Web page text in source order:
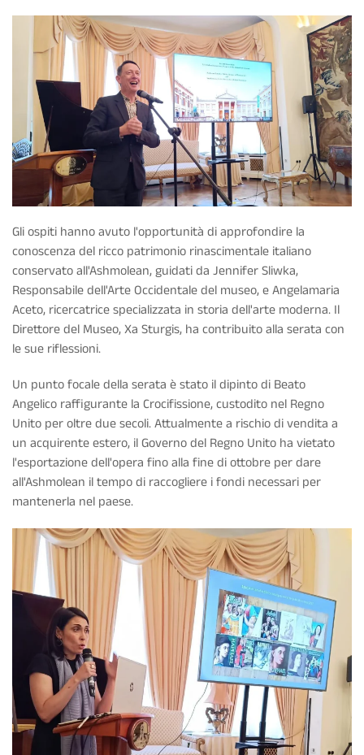
Gli ospiti hanno avuto l'opportunità di approfondire la
conoscenza del ricco patrimonio rinascimentale italiano
conservato all'Ashmolean, guidati da Jennifer Sliwka,
Responsabile dell'Arte Occidentale del museo, e Angelamaria
Aceto, ricercatrice specializzata in storia dell'arte moderna. Il
Direttore del Museo, Xa Sturgis, ha contribuito alla serata con
le sue riflessioni.
Un punto focale della serata è stato il dipinto di Beato
Angelico raffigurante la Crocifissione, custodito nel Regno
Unito per oltre due secoli. Attualmente a rischio di vendita a
un acquirente estero, il Governo del Regno Unito ha vietato
l'esportazione dell'opera fino alla fine di ottobre per dare
all'Ashmolean il tempo di raccogliere i fondi necessari per
mantenerla nel paese.